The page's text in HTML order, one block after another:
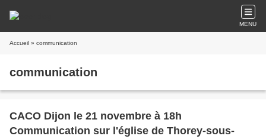
MENU
Accueil » communication
communication
CACO Dijon le 21 novembre à 18h
Communication sur l'église de Thorey-sous-